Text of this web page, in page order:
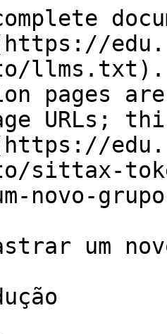
pages
URLs;
sittax-
novo-
um